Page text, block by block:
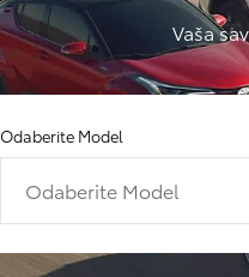
Vaša
Odaberite Model
Odaberite Model